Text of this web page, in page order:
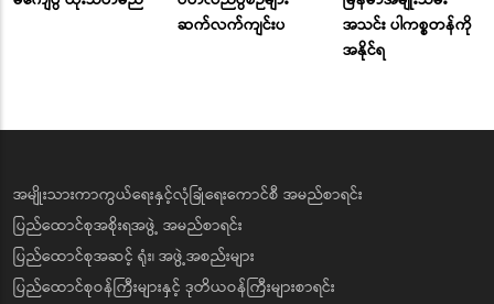
ဆက်လက်ကျင်းပ
အသင်း ပါကစ္စတန်ကို
အနိုင်ရ
အမျိုးသားကာကွယ်ရေးနှင့်လုံခြုံရေးကောင်စီ အမည်စာရင်း
ပြည်ထောင်စုအစိုးရအဖွဲ့ အမည်စာရင်း
ပြည်ထောင်စုအဆင့် ရုံး၊ အဖွဲ့အစည်းများ
ပြည်ထောင်စုဝန်ကြီးများနှင့် ဒုတိယဝန်ကြီးများစာရင်း